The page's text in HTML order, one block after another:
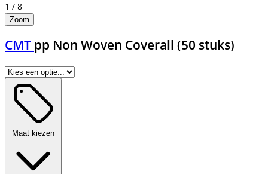
1 / 8
Zoom
CMT pp Non Woven Coverall (50 stuks)
Maat kiezen